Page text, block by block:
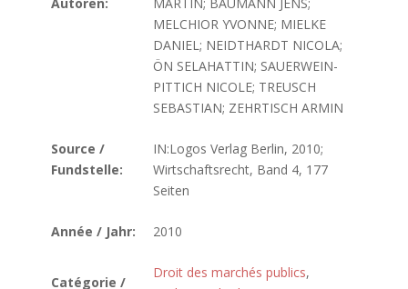
MELCHIOR YVONNE; MIELKE
DANIEL; NEIDTHARDT NICOLA;
ÖN SELAHATTIN; SAUERWEIN-
PITTICH NICOLE; TREUSCH
SEBASTIAN; ZEHRTISCH ARMIN
Source /
Fundstelle:
IN:Logos Verlag Berlin, 2010;
Wirtschaftsrecht, Band 4, 177
Seiten
Année / Jahr: 2010
Catégorie /
Droit des marchés publics,